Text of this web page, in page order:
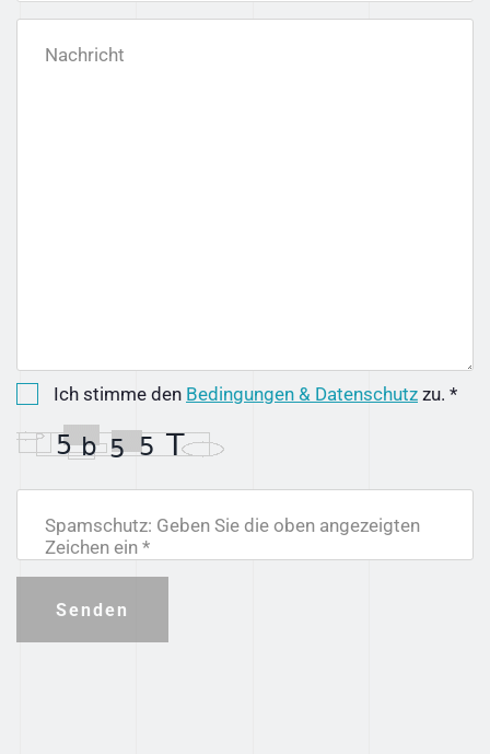
Nachricht
Ich stimme den Bedingungen & Datenschutz zu. *
Spamschutz: Geben Sie die oben angezeigten
Zeichen ein *
Senden